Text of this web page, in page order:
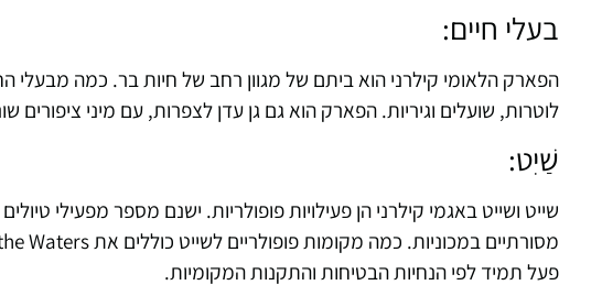
בעלי חיים:
הפארק הלאומי קילרני הוא ביתם של מגוון רחב של חיות בר. כמה מבעלי
לוטרות, שועלים וגיריות. הפארק הוא גם גן עדן לצפרות, עם מיני ציפורים
שַׁיִט:
שייט ושייט באגמי קילרני הן פעילויות פופולריות. ישנם מספר מפעילי
פעל תמיד לפי הנחיות הבטיחות והתקנות המקומיות.